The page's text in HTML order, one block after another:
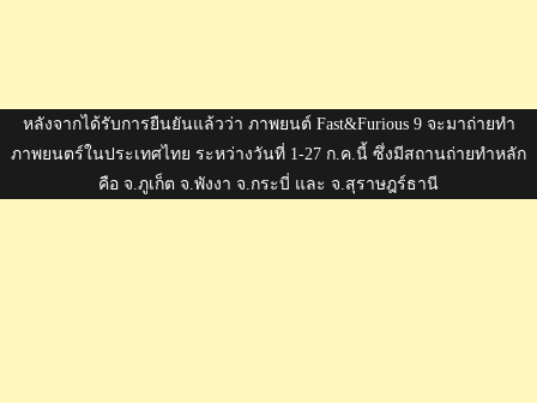
หลังจากได้รับการยืนยันแล้วว่า ภาพยนต์ Fast&Furious 9 จะมาถ่ายทำ
ภาพยนตร์ในประเทศไทย ระหว่างวันที่ 1-27 ก.ค.นี้ ซึ่งมีสถานถ่ายทำหลัก
คือ จ.ภูเก็ต จ.พังงา จ.กระบี่ และ จ.สุราษฎร์ธานี